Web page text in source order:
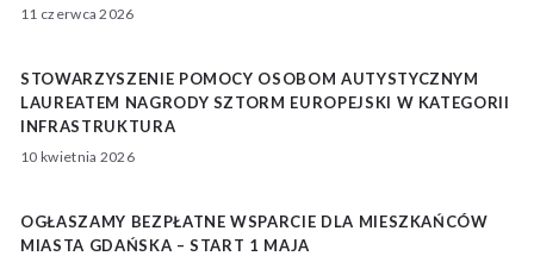
11 czerwca 2026
STOWARZYSZENIE POMOCY OSOBOM AUTYSTYCZNYM
LAUREATEM NAGRODY SZTORM EUROPEJSKI W KATEGORII
INFRASTRUKTURA
10 kwietnia 2026
OGŁASZAMY BEZPŁATNE WSPARCIE DLA MIESZKAŃCÓW
MIASTA GDAŃSKA – START 1 MAJA